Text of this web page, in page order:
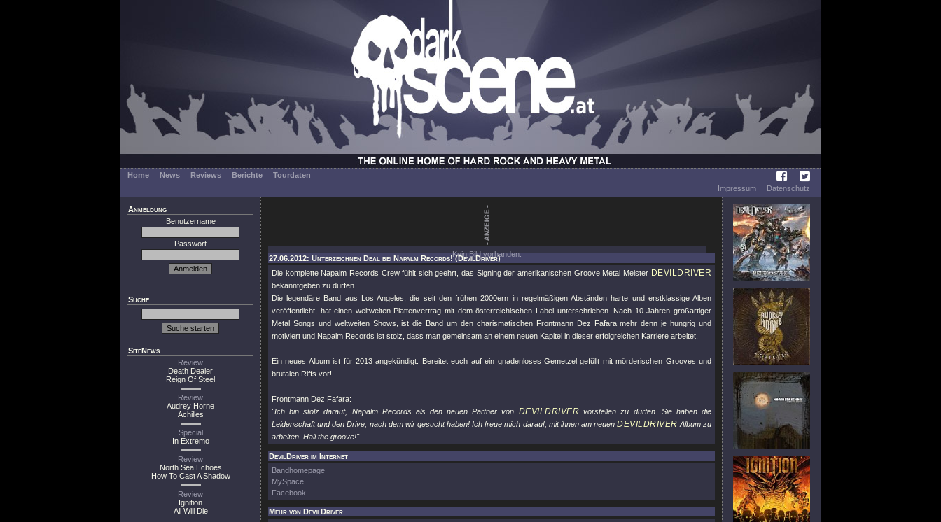
Home News Reviews Berichte
Tourdaten
Impressum
Datenschutz
Anmeldung
Benutzername
Passwort
Suche
SiteNews
Review
Death Dealer
Reign Of Steel
Review
Audrey Horne
Achilles
Special
In Extremo
Review
North Sea Echoes
How To Cast A Shadow
Review
Ignition
All Will Die
Kein Bild vorhanden.
27.06.2012: Unterzeichnen Deal bei Napalm Records! (DevilDriver)
Die komplette Napalm Records Crew fühlt sich geehrt, das Signing der amerikanischen Groove Metal Meister DEVILDRIVER
bekanntgeben zu dürfen.
Die legendäre Band aus Los Angeles, die seit den frühen 2000ern in regelmäßigen Abständen harte und erstklassige Alben
veröffentlicht, hat einen weltweiten Plattenvertrag mit dem österreichischen Label unterschrieben. Nach 10 Jahren großartiger
Metal Songs und weltweiten Shows, ist die Band um den charismatischen Frontmann Dez Fafara mehr denn je hungrig und
motiviert und Napalm Records ist stolz, dass man gemeinsam an einem neuen Kapitel in dieser erfolgreichen Karriere arbeitet.
Ein neues Album ist für 2013 angekündigt. Bereitet euch auf ein gnadenloses Gemetzel gefüllt mit mörderischen Grooves und
brutalen Riffs vor!
Frontmann Dez Fafara:
"Ich bin stolz darauf, Napalm Records als den neuen Partner von DEVILDRIVER vorstellen zu dürfen. Sie haben die
Leidenschaft und den Drive, nach dem wir gesucht haben! Ich freue mich darauf, mit ihnen am neuenDEVILDRIVER Album zu
arbeiten. Hail the groove!"
DevilDriver im Internet
Bandhomepage
MySpace
Facebook
Mehr von DevilDriver